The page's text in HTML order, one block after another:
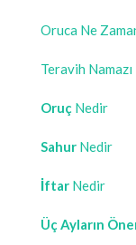
Oruca Ne
Teravih
Oruç Nedir
Sahur Nedir
İftar Nedir
Üç Ayların